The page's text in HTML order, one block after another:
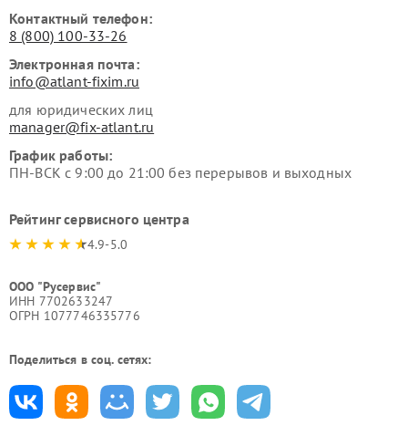
Контактный телефон:
8 (800) 100-33-26
Электронная почта:
info@atlant-fixim.ru
для юридических лиц
manager@fix-atlant.ru
График работы:
ПН-ВСК с 9:00 до 21:00 без перерывов и выходных
Рейтинг сервисного центра
4.9-5.0
ООО "Русервис"
ИНН 7702633247
ОГРН 1077746335776
Поделиться в соц. сетях: